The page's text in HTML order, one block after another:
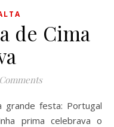
de Cima
prima celebrava o